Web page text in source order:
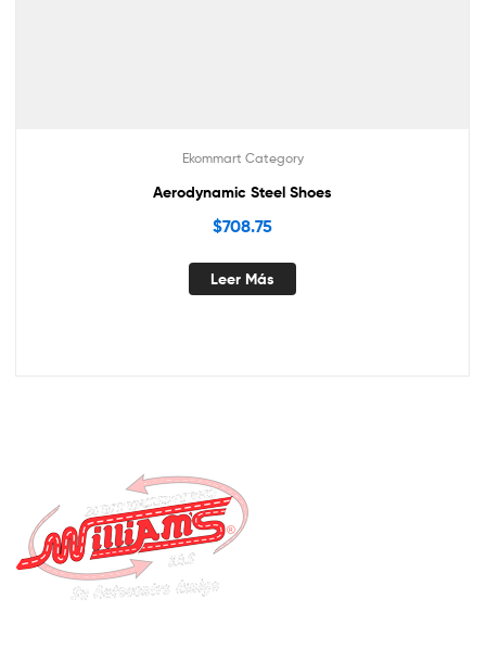
Ekommart Category
Aerodynamic Steel Shoes
$708.75
Leer Más